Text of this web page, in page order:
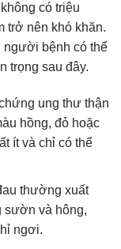
có triệu
trở nên khó khăn.
người bệnh có thể
trọng sau đây.
ung thư thận
hồng, đỏ hoặc
ít và chỉ có thể
thường xuất
sườn và hông,
ngơi.